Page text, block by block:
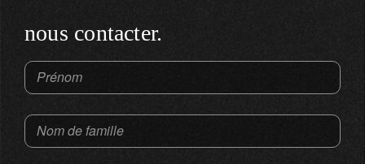
nous contacter.
Prénom
Nom de famille